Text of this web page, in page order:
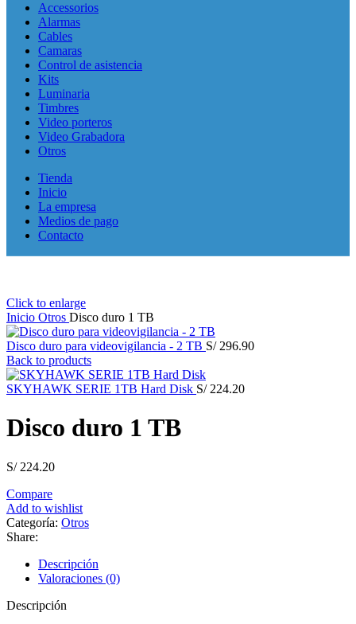
Accessorios
Alarmas
Cables
Camaras
Control de asistencia
Kits
Luminaria
Timbres
Video porteros
Video Grabadora
Otros
Tienda
Inicio
La empresa
Medios de pago
Contacto
Click to enlarge
Inicio Otros Disco duro 1 TB
Disco duro para videovigilancia - 2 TB S/296.90
Back to products
SKYHAWK SERIE 1TB Hard Disk S/224.20
Disco duro 1 TB
S/224.20
Compare
Add to wishlist
Categoría: Otros
Share:
Descripción
Valoraciones (0)
Descripción